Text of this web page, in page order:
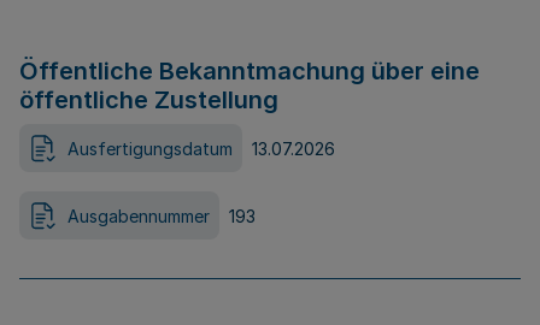
Öffentliche Bekanntmachung über eine
öffentliche Zustellung
Ausfertigungsdatum 13.07.2026
Ausgabennummer 193